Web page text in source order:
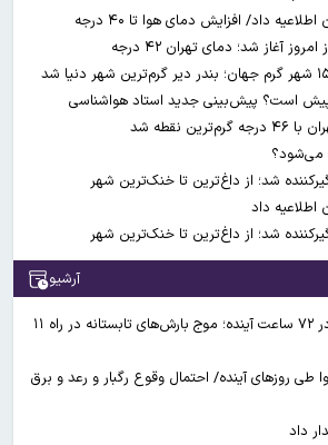
داد/ افزایش دمای هوا تا ۴۰ درجه
آغاز شد؛ دمای تهران ۴۲ درجه
پیش است؟ پیش‌بینی جدید استاد هواشناسی
نقطه شد
می‌شود؟
شد؛ از داغ‌ترین تا خنک‌ترین شهر
اطلاعیه داد
شد؛ از داغ‌ترین تا خنک‌ترین شهر
آرشیو
وضعیت جوی کشور در ۷۲ ساعت آینده؛ موج بارش‌های تابستانه در راه ۱۱
روزهای آینده/ احتمال وقوع رگبار و رعد و برق
داد